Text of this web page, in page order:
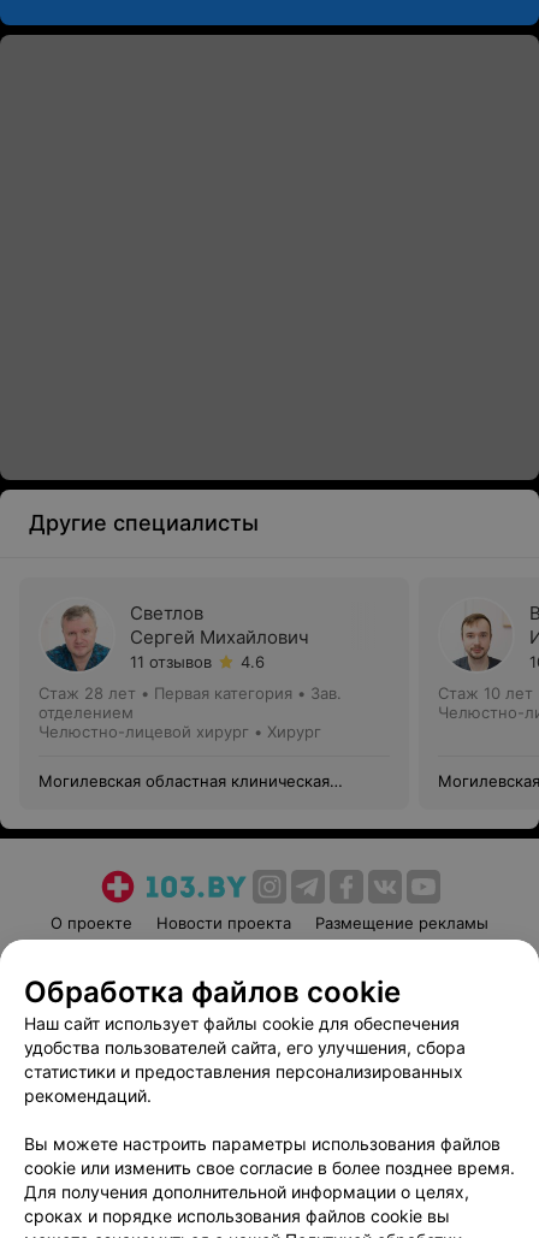
Другие специалисты
Светлов
Сергей Михайлович
11 отзывов
4.6
Стаж 28 лет • Первая категория • Зав.
отделением
Челюстно-лицевой хирург • Хирург
Могилевская областная клиническая
Стаж 10 лет
Челюстно-
О проекте Новости проекта
Размещение рекламы
Пользовательское соглашение
Способы оплаты
Вакансии
Партнеры
Написать руководителю 103.by
Обработка персональных данных
Обработка файлов cookie
Наш сайт использует файлы cookie для обеспечения
удобства пользователей сайта, его улучшения, сбора
статистики и предоставления персонализированных
рекомендаций.
Вы можете настроить параметры использования файлов
cookie или изменить свое согласие в более позднее время.
Для получения дополнительной информации о целях,
сроках и порядке использования файлов cookie вы